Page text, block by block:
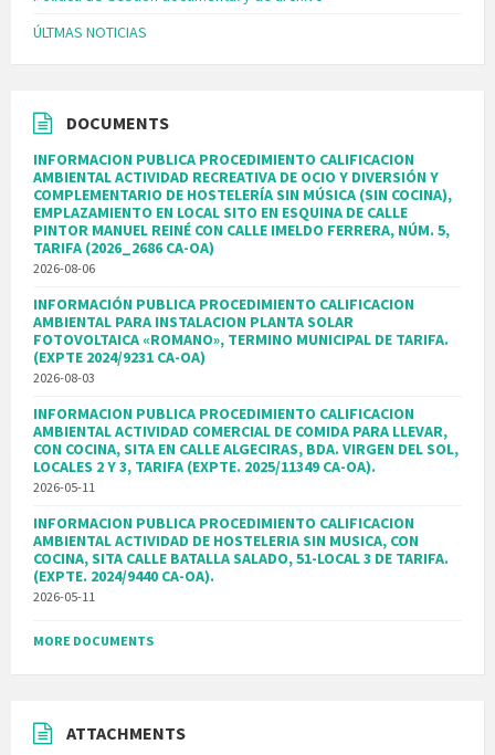
ÚLTMAS NOTICIAS
DOCUMENTS
INFORMACION PUBLICA PROCEDIMIENTO CALIFICACION
AMBIENTAL ACTIVIDAD RECREATIVA DE OCIO Y DIVERSIÓN Y
COMPLEMENTARIO DE HOSTELERÍA SIN MÚSICA (SIN COCINA),
EMPLAZAMIENTO EN LOCAL SITO EN ESQUINA DE CALLE
PINTOR MANUEL REINÉ CON CALLE IMELDO FERRERA, NÚM. 5,
TARIFA (2026_2686 CA-OA)
2026-08-06
INFORMACIÓN PUBLICA PROCEDIMIENTO CALIFICACION
AMBIENTAL PARA INSTALACION PLANTA SOLAR
FOTOVOLTAICA «ROMANO», TERMINO MUNICIPAL DE TARIFA.
(EXPTE 2024/9231 CA-OA)
2026-08-03
INFORMACION PUBLICA PROCEDIMIENTO CALIFICACION
AMBIENTAL ACTIVIDAD COMERCIAL DE COMIDA PARA LLEVAR,
CON COCINA, SITA EN CALLE ALGECIRAS, BDA. VIRGEN DEL SOL,
LOCALES 2 Y 3, TARIFA (EXPTE. 2025/11349 CA-OA).
2026-05-11
INFORMACION PUBLICA PROCEDIMIENTO CALIFICACION
AMBIENTAL ACTIVIDAD DE HOSTELERIA SIN MUSICA, CON
COCINA, SITA CALLE BATALLA SALADO, 51-LOCAL 3 DE TARIFA.
(EXPTE. 2024/9440 CA-OA).
2026-05-11
MORE DOCUMENTS
ATTACHMENTS